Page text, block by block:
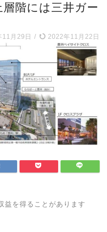
階には三井ガー
11月29日 / 2022年11月22日
益を得ることがあります